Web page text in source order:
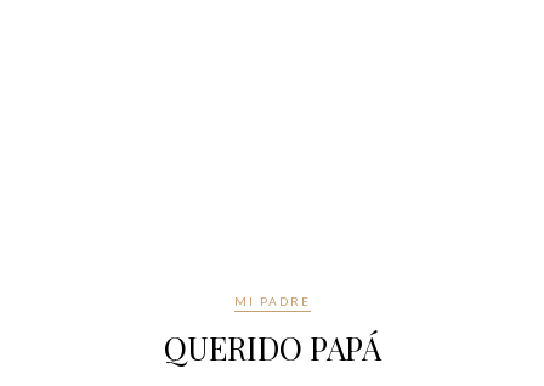
MI PADRE
QUERIDO PAPÁ